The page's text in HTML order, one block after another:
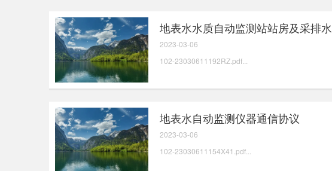
地表水水质自动监测站站房及采排水
102-23030611192RZ.pdf...
2023-03-06
地表水自动监测仪器通信协议
102-23030611154X41.pdf...
2023-03-06